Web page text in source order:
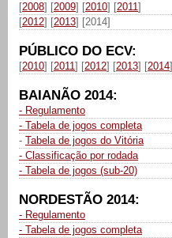
[2008] [2009] [2010] [2011]
[2012] [2013] [2014]
PÚBLICO DO ECV:
[2010] [2011] [2012] [2013] [2014]
BAIANÃO 2014:
- Regulamento
- Tabela de jogos completa
- Tabela de jogos do Vitória
- Classificação por rodada
- Tabela de jogos (sub-20)
NORDESTÃO 2014:
- Regulamento
- Tabela de jogos completa